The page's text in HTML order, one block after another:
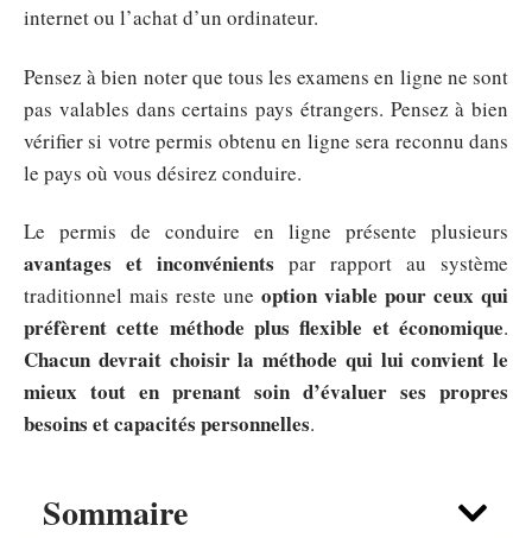
Sommaire
internet ou l’achat d’un ordinateur.
Pensez à bien noter que tous les examens en ligne ne sont
pas valables dans certains pays étrangers. Pensez à bien
vérifier si votre permis obtenu en ligne sera reconnu dans
le pays où vous désirez conduire.
Le permis de conduire en ligne présente plusieurs
avantages et inconvénients par rapport au système
traditionnel mais reste une option viable pour ceux qui
préfèrent cette méthode plus flexible et économique.
Chacun devrait choisir la méthode qui lui convient le
mieux tout en prenant soin d’évaluer ses propres
besoins et capacités personnelles.